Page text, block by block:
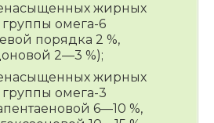
жирных
группы омега-6
порядка 2 %,
2—3 %);
жирных
группы омега-3
6—10 %,